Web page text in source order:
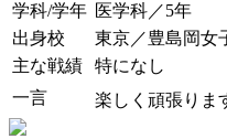
学科/学年 医学科／5年
出身校
東京／豊島岡女
主な戦績
特になし
一言
楽しく頑張りま